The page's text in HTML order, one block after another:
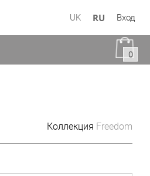
UK RU Вход
0
Коллекция Freedom